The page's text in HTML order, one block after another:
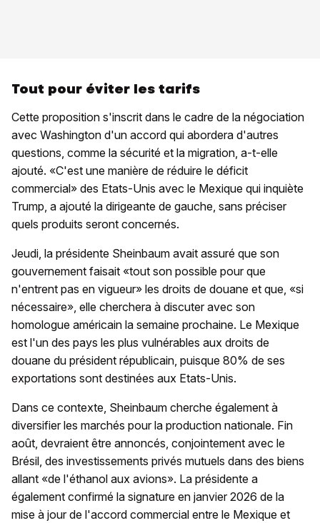
Tout pour éviter les tarifs
Cette proposition s'inscrit dans le cadre de la négociation
avec Washington d'un accord qui abordera d'autres
questions, comme la sécurité et la migration, a-t-elle
ajouté. «C'est une manière de réduire le déficit
commercial» des Etats-Unis avec le Mexique qui inquiète
Trump, a ajouté la dirigeante de gauche, sans préciser
quels produits seront concernés.
Jeudi, la présidente Sheinbaum avait assuré que son
gouvernement faisait «tout son possible pour que
n'entrent pas en vigueur» les droits de douane et que, «si
nécessaire», elle cherchera à discuter avec son
homologue américain la semaine prochaine. Le Mexique
est l'un des pays les plus vulnérables aux droits de
douane du président républicain, puisque 80% de ses
exportations sont destinées aux Etats-Unis.
Dans ce contexte, Sheinbaum cherche également à
diversifier les marchés pour la production nationale. Fin
août, devraient être annoncés, conjointement avec le
Brésil, des investissements privés mutuels dans des biens
allant «de l'éthanol aux avions». La présidente a
également confirmé la signature en janvier 2026 de la
mise à jour de l'accord commercial entre le Mexique et